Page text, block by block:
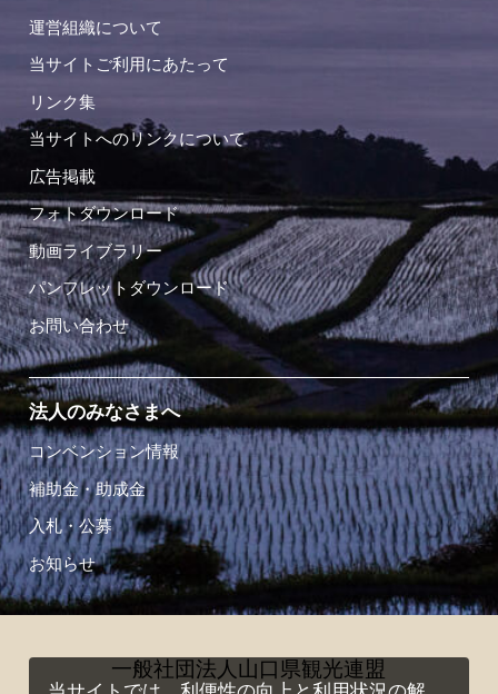
運営組織について
当サイトご利用にあたって
リンク集
当サイトへのリンクについて
広告掲載
フォトダウンロード
動画ライブラリー
パンフレットダウンロード
お問い合わせ
法人のみなさまへ
コンベンション情報
補助金・助成金
入札・公募
お知らせ
一般社団法人山口県観光連盟